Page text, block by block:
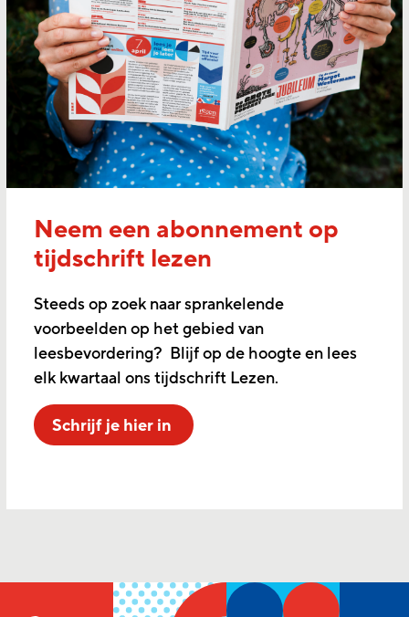
Neem een abonnement op
tijdschrift lezen
Steeds op zoek naar sprankelende
voorbeelden op het gebied van
leesbevordering? Blijf op de hoogte en lees
elk kwartaal ons tijdschrift Lezen.
Schrijf je hier in